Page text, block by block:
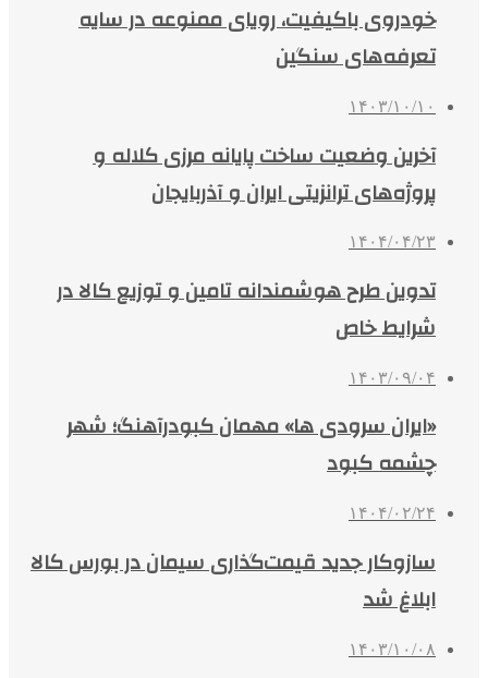
خودروی باکیفیت، رویای ممنوعه در سایه
تعرفه‌های سنگین
۱۴۰۳/۱۰/۱۰
آخرین وضعیت ساخت پایانه مرزی کلاله و
پروژه‌های ترانزیتی ایران و آذربایجان
۱۴۰۴/۰۴/۲۳
تدوین طرح هوشمندانه تامین و توزیع کالا در
شرایط خاص
۱۴۰۳/۰۹/۰۴
«ایران سرودی ‌ها» مهمان کبودرآهنگ؛ شهر
چشمه‌ کبود
۱۴۰۴/۰۲/۲۴
سازوکار جدید قیمت‌گذاری سیمان در بورس کالا
ابلاغ شد
۱۴۰۳/۱۰/۰۸